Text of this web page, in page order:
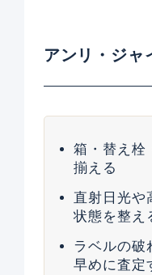
アンリ・ジャ
箱・替え栓
揃える
直射日光や
状態を整え
ラベルの破
早めに査定